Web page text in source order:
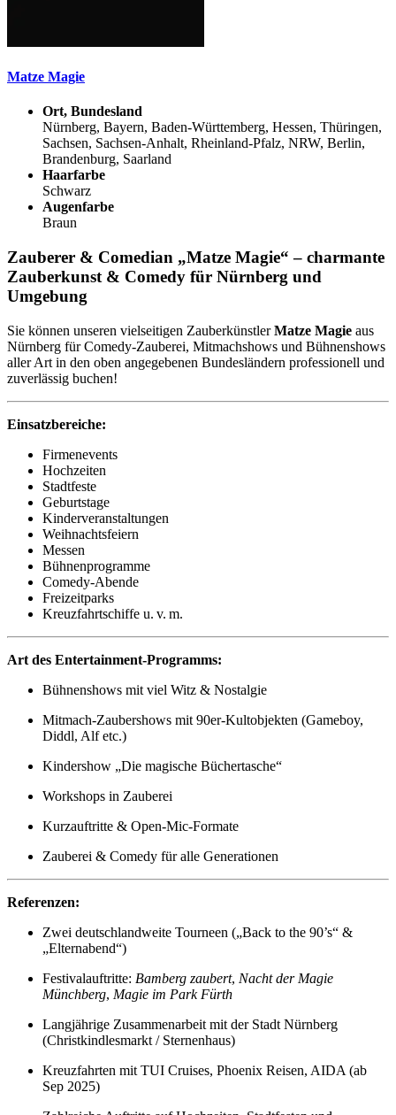
Matze Magie
Ort, Bundesland
Nürnberg, Bayern, Baden-Württemberg, Hessen, Thüringen,
Sachsen, Sachsen-Anhalt, Rheinland-Pfalz, NRW, Berlin,
Brandenburg, Saarland
Haarfarbe
Schwarz
Augenfarbe
Braun
Zauberer & Comedian „Matze Magie“ – charmante
Zauberkunst & Comedy für Nürnberg und
Umgebung
Sie können unseren vielseitigen ZauberkünstlerMatze Magie aus
Nürnberg für Comedy-Zauberei, Mitmachshows und Bühnenshows
aller Art in den oben angegebenen Bundesländern professionell und
zuverlässig buchen!
Einsatzbereiche:
Firmenevents
Hochzeiten
Stadtfeste
Geburtstage
Kinderveranstaltungen
Weihnachtsfeiern
Messen
Bühnenprogramme
Comedy-Abende
Freizeitparks
Kreuzfahrtschiffe u. v. m.
Art des Entertainment-Programms:
Bühnenshows mit viel Witz & Nostalgie
Mitmach-Zaubershows mit 90er-Kultobjekten (Gameboy,
Diddl, Alf etc.)
Kindershow „Die magische Büchertasche“
Workshops in Zauberei
Kurzauftritte & Open-Mic-Formate
Zauberei & Comedy für alle Generationen
Referenzen:
Zwei deutschlandweite Tourneen („Back to the 90’s“ &
„Elternabend“)
Festivalauftritte: Bamberg zaubert, Nacht der Magie
Münchberg, Magie im Park Fürth
Langjährige Zusammenarbeit mit der Stadt Nürnberg
(Christkindlesmarkt / Sternenhaus)
Kreuzfahrten mit TUI Cruises, Phoenix Reisen, AIDA (ab
Sep 2025)